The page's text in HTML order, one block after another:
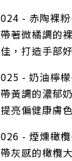
024 - 赤陶裸
帶著微橘調的
佳，打造手部
025 - 奶油檸
帶黃調的濃郁
提亮偏健康膚
026 - 煙燻橄
帶灰感的橄欖